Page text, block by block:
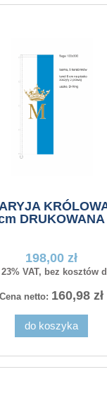
DRUKOWANA
198,00 zł
VAT, bez kosztów
Cena netto: 160,98 zł
do koszyka